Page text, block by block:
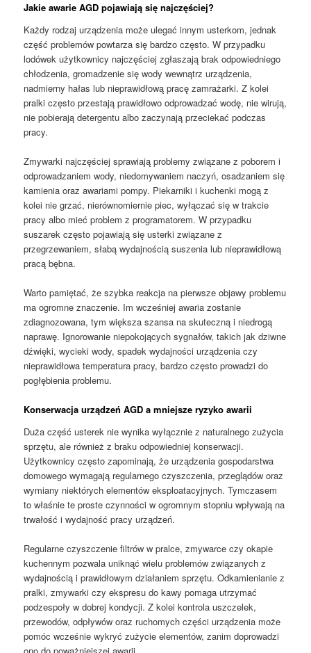
Jakie awarie AGD pojawiają się najczęściej?
Każdy rodzaj urządzenia może ulegać innym usterkom, jednak
część problemów powtarza się bardzo często. W przypadku
lodówek użytkownicy najczęściej zgłaszają brak odpowiedniego
chłodzenia, gromadzenie się wody wewnątrz urządzenia,
nadmierny hałas lub nieprawidłową pracę zamrażarki. Z kolei
pralki często przestają prawidłowo odprowadzać wodę, nie wirują,
nie pobierają detergentu albo zaczynają przeciekać podczas
pracy.
Zmywarki najczęściej sprawiają problemy związane z poborem i
odprowadzaniem wody, niedomywaniem naczyń, osadzaniem się
kamienia oraz awariami pompy. Piekarniki i kuchenki mogą z
kolei nie grzać, nierównomiernie piec, wyłączać się w trakcie
pracy albo mieć problem z programatorem. W przypadku
suszarek często pojawiają się usterki związane z
przegrzewaniem, słabą wydajnością suszenia lub nieprawidłową
pracą bębna.
Warto pamiętać, że szybka reakcja na pierwsze objawy problemu
ma ogromne znaczenie. Im wcześniej awaria zostanie
zdiagnozowana, tym większa szansa na skuteczną i niedrogą
naprawę. Ignorowanie niepokojących sygnałów, takich jak dziwne
dźwięki, wycieki wody, spadek wydajności urządzenia czy
nieprawidłowa temperatura pracy, bardzo często prowadzi do
pogłębienia problemu.
Konserwacja urządzeń AGD a mniejsze ryzyko awarii
Duża część usterek nie wynika wyłącznie z naturalnego zużycia
sprzętu, ale również z braku odpowiedniej konserwacji.
Użytkownicy często zapominają, że urządzenia gospodarstwa
domowego wymagają regularnego czyszczenia, przeglądów oraz
wymiany niektórych elementów eksploatacyjnych. Tymczasem
to właśnie te proste czynności w ogromnym stopniu wpływają na
trwałość i wydajność pracy urządzeń.
Regularne czyszczenie filtrów w pralce, zmywarce czy okapie
kuchennym pozwala uniknąć wielu problemów związanych z
wydajnością i prawidłowym działaniem sprzętu. Odkamienianie z
pralki, zmywarki czy ekspresu do kawy pomaga utrzymać
podzespoły w dobrej kondycji. Z kolei kontrola uszczelek,
przewodów, odpływów oraz ruchomych części urządzenia może
pomóc wcześnie wykryć zużycie elementów, zanim doprowadzi
ono do poważniejszej awarii.